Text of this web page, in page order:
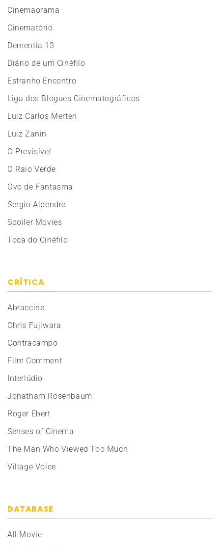
Cinemaorama
Cinematório
Dementia 13
Diário de um Cinéfilo
Estranho Encontro
Liga dos Blogues Cinematográficos
Luiz Carlos Merten
Luiz Zanin
O Previsível
O Raio Verde
Ovo de Fantasma
Sérgio Alpendre
Spoiler Movies
Toca do Cinéfilo
CRÍTICA
Abraccine
Chris Fujiwara
Contracampo
Film Comment
Interlúdio
Jonatham Rosenbaum
Roger Ebert
Senses of Cinema
The Man Who Viewed Too Much
Village Voice
DATABASE
All Movie